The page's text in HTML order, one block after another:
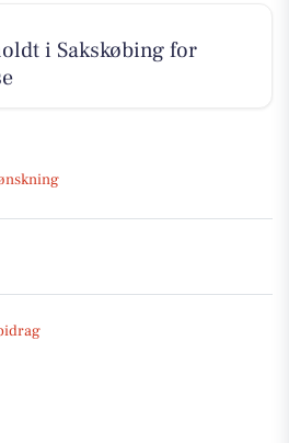
i Sakskøbing for